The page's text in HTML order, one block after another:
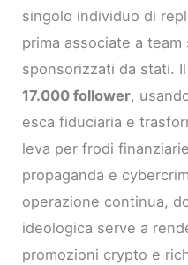
singolo individuo di
prima associate a
sponsorizzati da stati.
17.000 follower,
esca fiduciaria e
leva per frodi
propaganda e
operazione continua,
ideologica serve a
promozioni crypto e